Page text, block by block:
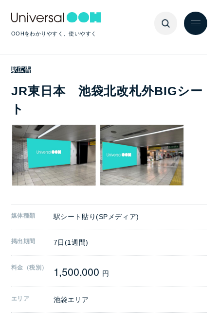
OOHをわかりやすく、使いやすく
駅広告
JR東日本 池袋北改札外BIGシー
ト
媒体種類 駅シート貼り(SPメディア)
掲出期間 7日(1週間)
料金（税別） 1,500,000 円
エリア 池袋エリア